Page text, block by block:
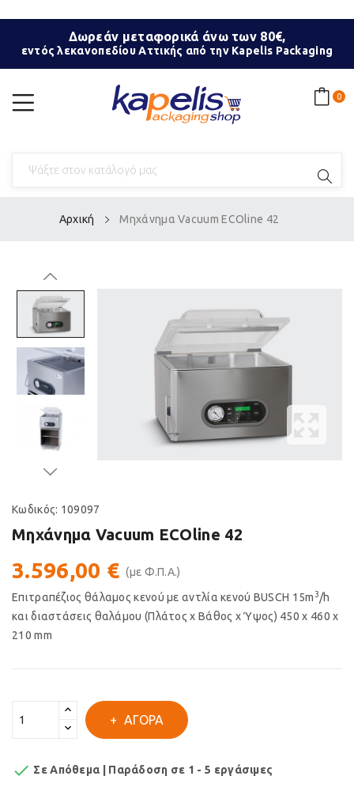
Δωρεάν μεταφορικά άνω των 80€,
εντός λεκανοπεδίου Αττικής από την Kapelis Packaging
0
Αρχική Μηχάνημα Vacuum ECOline 42
Κωδικός: 109097
Μηχάνημα Vacuum ECOline 42
3.596,00 € (με Φ.Π.Α.)
Επιτραπέζιος θάλαμος κενού με αντλία κενού BUSCH 15m 3/h
και διαστάσεις θαλάμου (Πλάτοςx Βάθος xΎψος) 450 x 460 x
210 mm
ΑΓΟΡΆ
 Σε Απόθεμα | Παράδοση σε 1 - 5 εργάσιμες